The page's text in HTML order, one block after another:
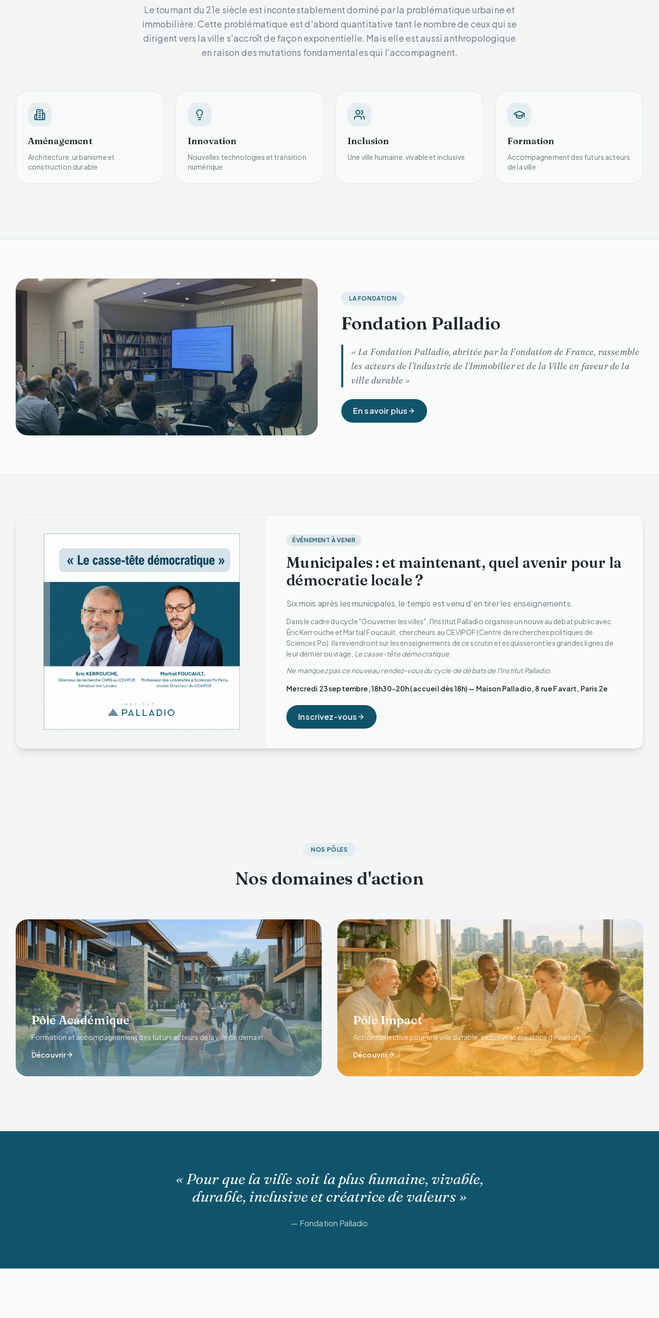
Le tournant du 21e siècle est incontestablement dominé par la problématique urbaine et
immobilière. Cette problématique est d'abord quantitative tant le nombre de ceux qui se
dirigent vers la ville s'accroît de façon exponentielle. Mais elle est aussi anthropologique
en raison des mutations fondamentales qui l'accompagnent.
Aménagement
Architecture, urbanisme et
construction durable
Innovation
Nouvelles technologies et transition
numérique
Inclusion
Une ville humaine, vivable et inclusive
Formation
Accompagnement des futurs acteurs
de la ville
LA FONDATION
Fondation Palladio
« La Fondation Palladio, abritée par la Fondation de France, rassemble
les acteurs de l'industrie de l'Immobilier et de la Ville en faveur de la
ville durable »
En savoir plus
ÉVÉNEMENT À VENIR
Municipales : et maintenant, quel avenir pour la
démocratie locale ?
Six mois après les municipales, le temps est venu d'en tirer les enseignements.
Dans le cadre du cycle "Gouverner les villes", l'Institut Palladio organise un nouveau débat public avec
Éric Kerrouche et Martial Foucault, chercheurs au CEVIPOF (Centre de recherches politiques de
Sciences Po). Ils reviendront sur les enseignements de ce scrutin et esquisseront les grandes lignes de
leur dernier ouvrage, Le casse-tête démocratique.
Ne manquez pas ce nouveau rendez-vous du cycle de débats de l'Institut Palladio.
Mercredi 23 septembre, 18h30-20h (accueil dès 18h) — Maison Palladio, 8 rue Favart, Paris 2e
Inscrivez-vous
NOS PÔLES
Nos domaines d'action
Pôle Académique
Formation et accompagnement des futurs acteurs de la ville de demain.
Découvrir
Pôle Impact
Action collective pour une ville durable, inclusive et créatrice de valeurs.
Découvrir
« Pour que la ville soit la plus humaine, vivable,
durable, inclusive et créatrice de valeurs »
— Fondation Palladio